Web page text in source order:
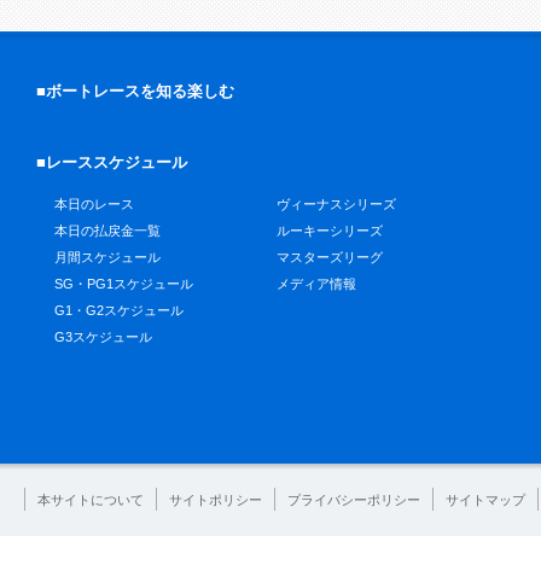
■ボートレースを知る楽しむ
■レーススケジュール
本日のレース
本日の払戻金一覧
月間スケジュール
SG・PG1スケジュール
G1・G2スケジュール
G3スケジュール
ヴィーナスシリーズ
ルーキーシリーズ
マスターズリーグ
メディア情報
本サイトについて サイトポリシー プライバシーポリシー サイトマップ